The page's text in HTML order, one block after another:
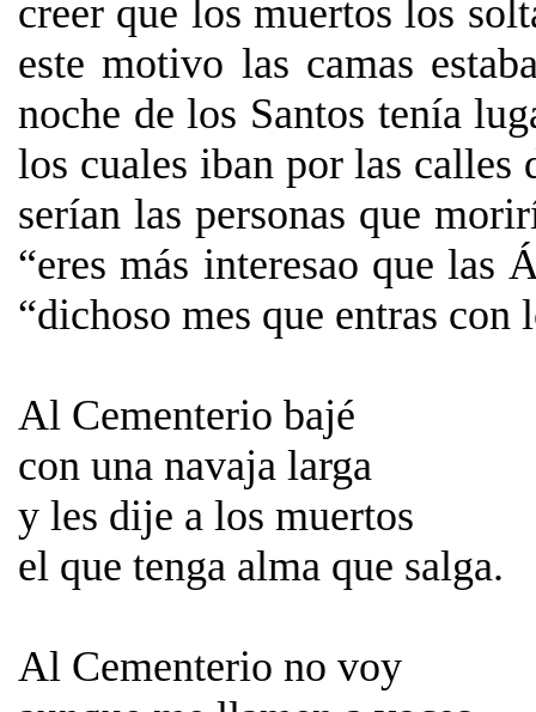
creer que los muertos los
este motivo las camas
noche de los Santos tenía
los cuales iban por las calles
serían las personas que
“eres más interesao que las
“dichoso mes que entras con
Al Cementerio bajé
con una navaja larga
y les dije a los muertos
el que tenga alma que salga.
Al Cementerio no voy